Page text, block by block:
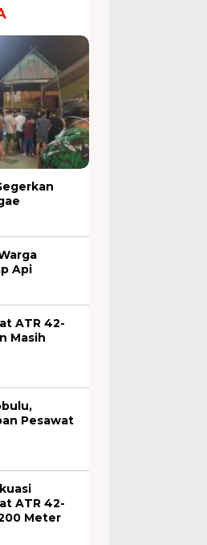
Api
ATR 42-
Masih
Pesawat
ATR 42-
Meter